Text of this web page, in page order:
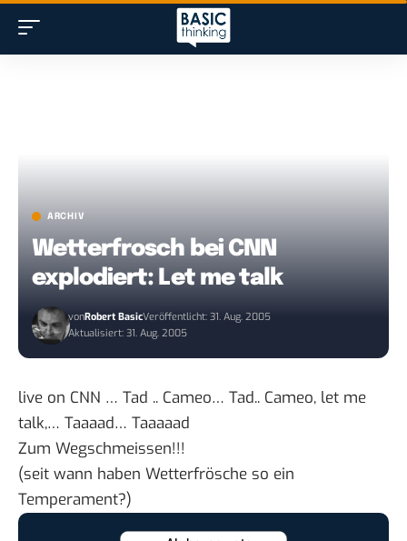
ARCHIV
Wetterfrosch bei CNN
explodiert: Let me talk
vonRobert BasicVeröffentlicht: 31. Aug. 2005
Aktualisiert: 31. Aug. 2005
live on CNN … Tad .. Cameo… Tad.. Cameo, let me
talk,… Taaaad… Taaaaad
Zum Wegschmeissen!!!
(seit wann haben Wetterfrösche so ein
Temperament?)